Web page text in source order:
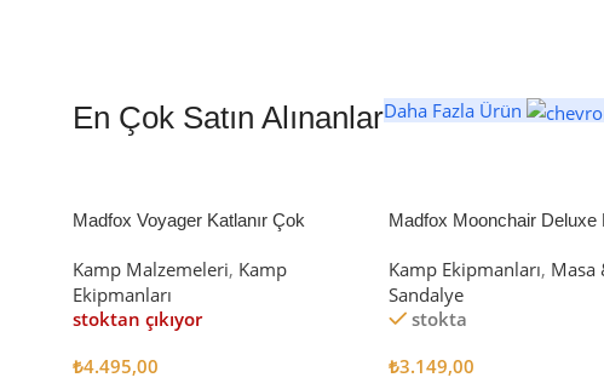
En Çok Satın AlınanlarDaha Fazla Ürün
Madfox Voyager Katlanır Çok
BLACK
Kamp Malzemeleri, Kamp
Ekipmanları
stoktan çıkıyor
₺4.495,00
Madfox Moonchair Deluxe
Kamp Ekipmanları, Masa
Sandalye
stokta
₺3.149,00